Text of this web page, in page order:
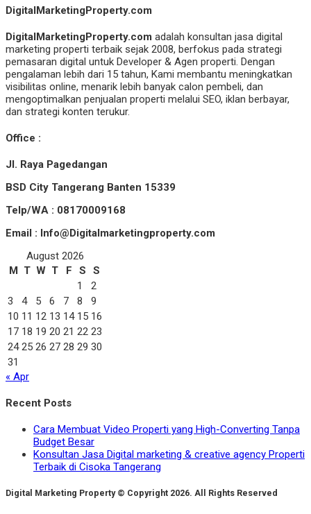
DigitalMarketingProperty.com
DigitalMarketingProperty.com adalah konsultan jasa digital
marketing properti terbaik sejak 2008, berfokus pada strategi
pemasaran digital untuk Developer & Agen properti. Dengan
pengalaman lebih dari 15 tahun, Kami membantu meningkatkan
visibilitas online, menarik lebih banyak calon pembeli, dan
mengoptimalkan penjualan properti melalui SEO, iklan berbayar,
dan strategi konten terukur.
Office :
Jl. Raya Pagedangan
BSD City Tangerang Banten 15339
Telp/WA : 08170009168
Email : Info@Digitalmarketingproperty.com
August 2026
M T W T F S
S
1
2
3
4 5 6 7 8
9
10 11 12 13 14 15 16
17 18 19 20 21 22 23
24 25 26 27 28 29 30
31
« Apr
Recent Posts
Cara Membuat Video Properti yang High-Converting Tanpa
Budget Besar
Konsultan Jasa Digital marketing & creative agency Properti
Terbaik di Cisoka Tangerang
Digital Marketing Property © Copyright 2026. All Rights Reserved